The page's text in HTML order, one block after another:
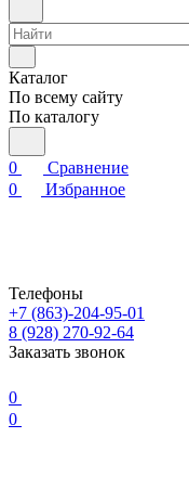
Каталог
По всему сайту
По каталогу
0
Сравнение
0
Избранное
Телефоны
+7 (863)-204-95-01
8 (928) 270-92-64
Заказать звонок
0
0